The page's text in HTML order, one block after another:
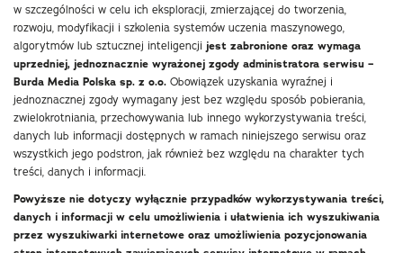
w szczególności w celu ich eksploracji, zmierzającej do tworzenia,
rozwoju, modyfikacji i szkolenia systemów uczenia maszynowego,
algorytmów lub sztucznej inteligencji jest zabronione oraz wymaga
uprzedniej, jednoznacznie wyrażonej zgody administratora serwisu –
Burda Media Polska sp. z o.o. Obowiązek uzyskania wyraźnej i
jednoznacznej zgody wymagany jest bez względu sposób pobierania,
zwielokrotniania, przechowywania lub innego wykorzystywania treści,
danych lub informacji dostępnych w ramach niniejszego serwisu oraz
wszystkich jego podstron, jak również bez względu na charakter tych
treści, danych i informacji.
Powyższe nie dotyczy wyłącznie przypadków wykorzystywania treści,
danych i informacji w celu umożliwienia i ułatwienia ich wyszukiwania
przez wyszukiwarki internetowe oraz umożliwienia pozycjonowania